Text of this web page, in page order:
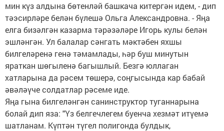
мин күз алдына бөтенләй башкача китергән идем, - дип
тәэсирләре белән бүлешә Ольга Александровна. - Яңа
елга бизәлгән казарма тәрәзәләре Игорь кулы белән
эшләнгән. Ул балалар сәнгать мәктәбен яхшы
билгеләренә генә тәмамлады, һәр буш минутын
яраткан шөгыленә багышлый. Безгә юллаган
хатларына да рәсем төшерә, соңгысында кар бабай
әвәләүче солдатлар рәсеме иде.
Яңа гына билгеләнгән санинструктор туганнарына
болай дип яза: "Үз белгечлегем буенча хезмәт итүемә
шатланам. Күптән түгел полигонда булдык,